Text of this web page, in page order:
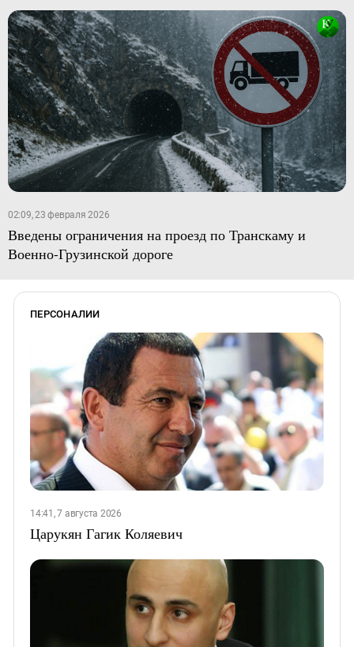
02:09, 23 февраля 2026
Введены ограничения на проезд по Транскаму и
Военно-Грузинской дороге
ПЕРСОНАЛИИ
14:41, 7 августа 2026
Царукян Гагик Коляевич